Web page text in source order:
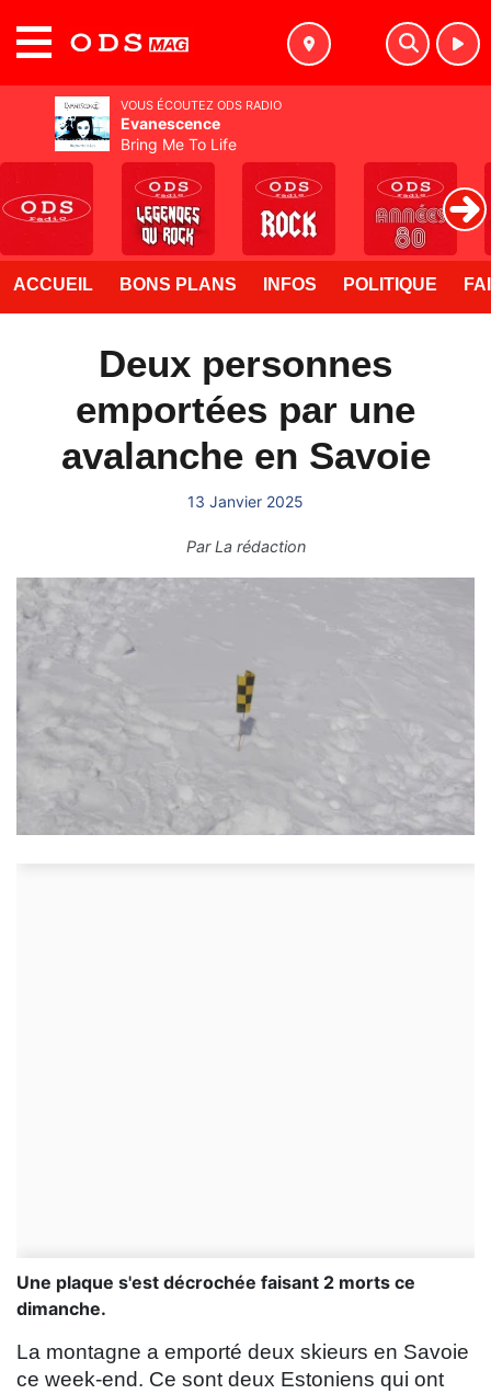
ACCUEIL BONS PLANS INFOS POLITIQUE
Deux personnes
emportées par une
avalanche en Savoie
13 Janvier 2025
ParLa rédaction
Une plaque s'est décrochée faisant 2 morts ce
dimanche.
La montagne a emporté deux skieurs en Savoie
ce week-end. Ce sont deux Estoniens qui ont
VOUS ÉCOUTEZ ODS RADIO
Evanescence
Bring Me To Life